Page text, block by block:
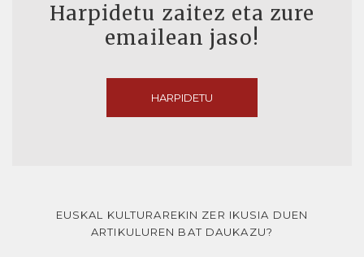
Harpidetu zaitez eta zure
emailean jaso!
HARPIDETU
EUSKAL KULTURAREKIN ZER IKUSIA DUEN
ARTIKULUREN BAT DAUKAZU?